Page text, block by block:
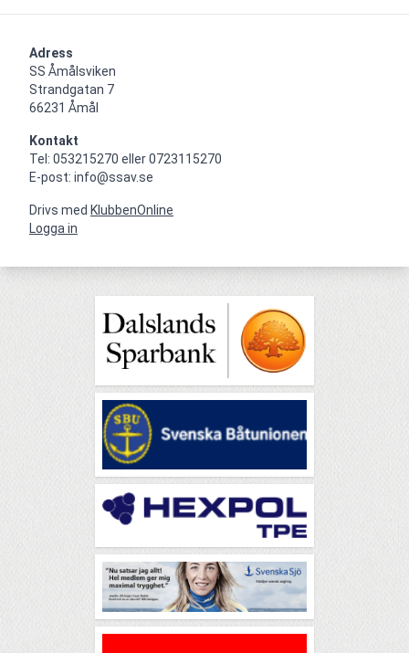
Adress
SS Åmålsviken
Strandgatan 7
66231 Åmål
Kontakt
Tel: 053215270 eller 0723115270
E-post: info@ssav.se
Drivs med KlubbenOnline
Logga in